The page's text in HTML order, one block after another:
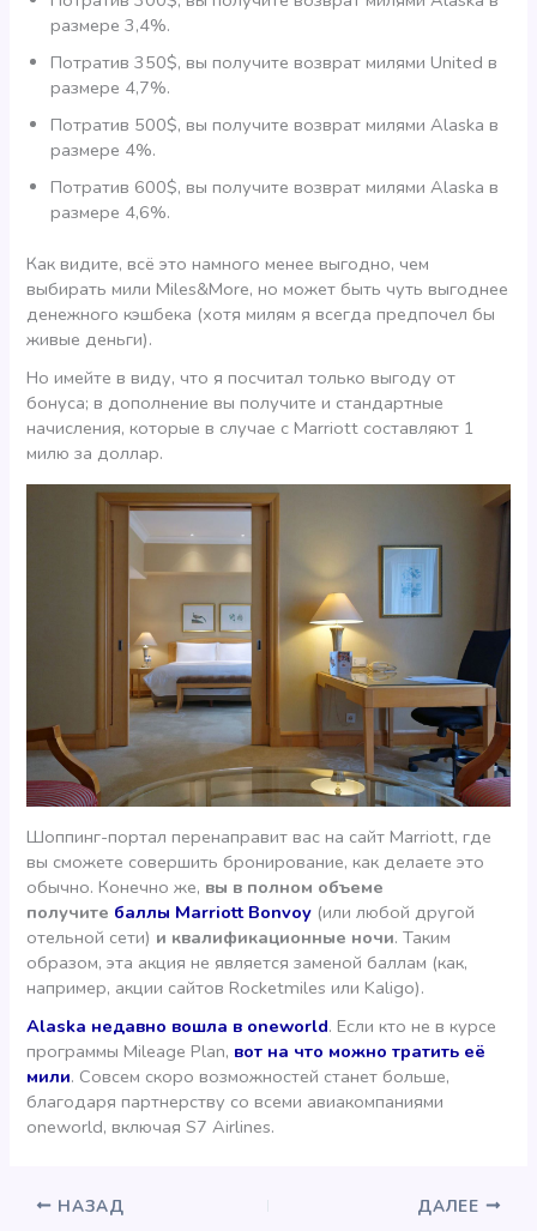
размере 3,4%.
Потратив 350$, вы получите возврат милями United в
размере 4,7%.
Потратив 500$, вы получите возврат милями Alaska в
размере 4%.
Потратив 600$, вы получите возврат милями Alaska в
размере 4,6%.
Как видите, всё это намного менее выгодно, чем
выбирать мили Miles&More, но может быть чуть выгоднее
денежного кэшбека (хотя милям я всегда предпочел бы
живые деньги).
Но имейте в виду, что я посчитал только выгоду от
бонуса; в дополнение вы получите и стандартные
начисления, которые в случае с Marriott составляют 1
милю за доллар.
Шоппинг-портал перенаправит вас на сайт Marriott, где
вы сможете совершить бронирование, как делаете это
обычно. Конечно же, вы в полном объеме
получите баллы Marriott Bonvoy (или любой другой
отельной сети) и квалификационные ночи. Таким
образом, эта акция не является заменой баллам (как,
например, акции сайтов Rocketmiles или Kaligo).
Alaska недавно вошла в oneworld. Если кто не в курсе
программы Mileage Plan, вот на что можно тратить её
мили. Совсем скоро возможностей станет больше,
благодаря партнерству со всеми авиакомпаниями
oneworld, включая S7 Airlines.
НАЗАД ДАЛЕЕ